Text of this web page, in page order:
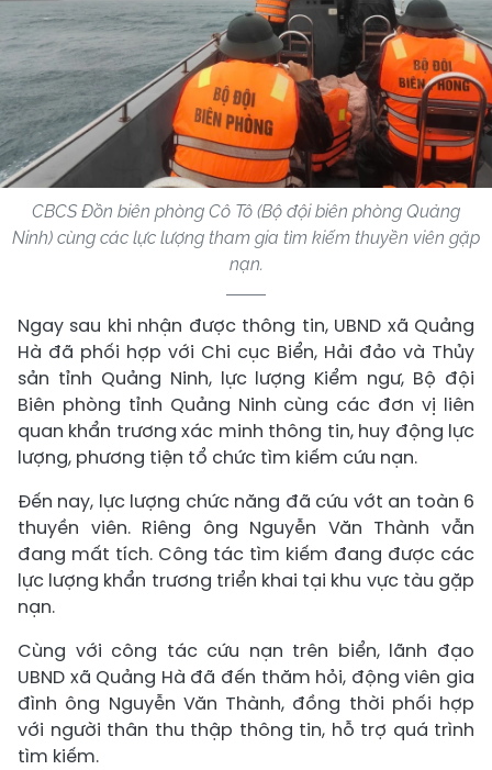
CBCS Đồn biên phòng Cô Tô (Bộ đội biên phòng Quảng
Ninh) cùng các lực lượng tham gia tìm kiếm thuyền viên gặp
nạn.
Ngay sau khi nhận được thông tin, UBND xã Quảng
Hà đã phối hợp với Chi cục Biển, Hải đảo và Thủy
sản tỉnh Quảng Ninh, lực lượng Kiểm ngư, Bộ đội
Biên phòng tỉnh Quảng Ninh cùng các đơn vị liên
quan khẩn trương xác minh thông tin, huy động lực
lượng, phương tiện tổ chức tìm kiếm cứu nạn.
Đến nay, lực lượng chức năng đã cứu vớt an toàn 6
thuyền viên. Riêng ông Nguyễn Văn Thành vẫn
đang mất tích. Công tác tìm kiếm đang được các
lực lượng khẩn trương triển khai tại khu vực tàu gặp
nạn.
Cùng với công tác cứu nạn trên biển, lãnh đạo
UBND xã Quảng Hà đã đến thăm hỏi, động viên gia
đình ông Nguyễn Văn Thành, đồng thời phối hợp
với người thân thu thập thông tin, hỗ trợ quá trình
tìm kiếm.